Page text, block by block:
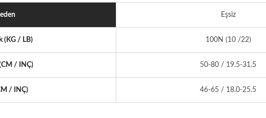
Eşsiz
(KG / LB) 100N (10 /22)
/ INÇ) 50-80 / 19.5-31.5
/ INÇ) 46-65 / 18.0-25.5